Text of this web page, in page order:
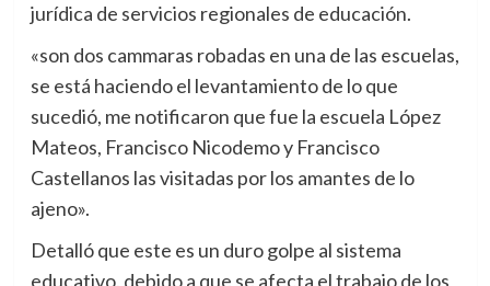
jurídica de servicios regionales de educación.
«son dos cammaras robadas en una de las escuelas,
se está haciendo el levantamiento de lo que
sucedió, me notificaron que fue la escuela López
Mateos, Francisco Nicodemo y Francisco
Castellanos las visitadas por los amantes de lo
ajeno».
Detalló que este es un duro golpe al sistema
educativo, debido a que se afecta el trabajo de los